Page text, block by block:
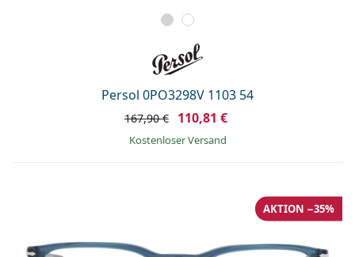
Persol 0PO3298V 1103 54
167,90 € 110,81 €
Kostenloser Versand
AKTION −35%